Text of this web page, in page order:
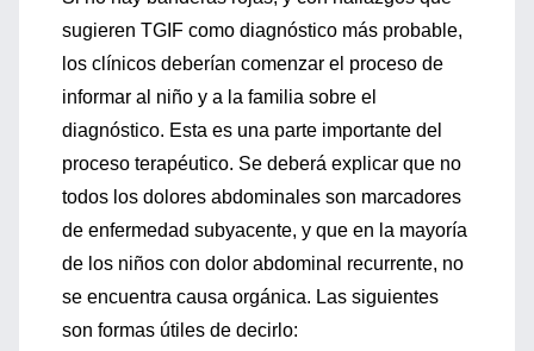
sugieren TGIF como diagnóstico más probable,
los clínicos deberían comenzar el proceso de
informar al niño y a la familia sobre el
diagnóstico. Esta es una parte importante del
proceso terapéutico. Se deberá explicar que no
todos los dolores abdominales son marcadores
de enfermedad subyacente, y que en la mayoría
de los niños con dolor abdominal recurrente, no
se encuentra causa orgánica. Las siguientes
son formas útiles de decirlo: